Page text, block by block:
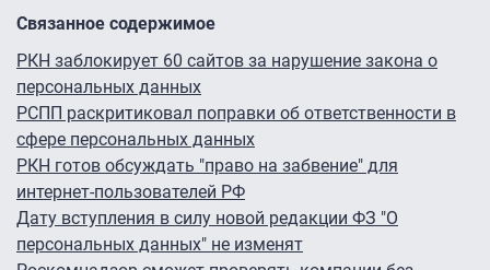
Связанное содержимое
РКН заблокирует 60 сайтов за нарушение закона о
персональных данных
РСПП раскритиковал поправки об ответственности в
сфере персональных данных
РКН готов обсуждать "право на забвение" для
интернет-пользователей РФ
Дату вступления в силу новой редакции ФЗ "О
персональных данных" не изменят